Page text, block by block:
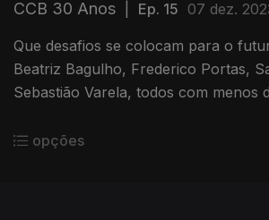
CCB 30 Anos
Ep. 15 07 dez.
Que desafios se colocam para o
Beatriz Bagulho, Frederico Portas,
Sebastião Varela, todos com menos
opções